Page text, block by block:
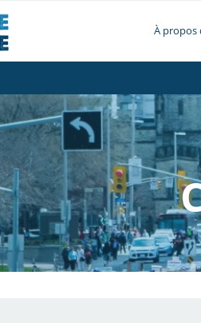
À propos